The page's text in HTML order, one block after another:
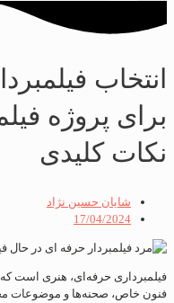
انتخاب
برای پروژه
نکات کلیدی
شایان حسین نژاد
17/04/2024
فیلمبرداری حرفه‌ای، هنری است که
فنون خاص، صحنه‌ها و موضوعات